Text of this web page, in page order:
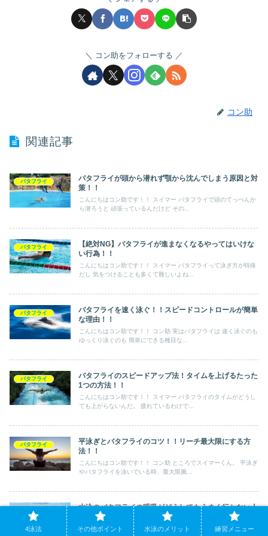
コン助をフォローする
コン助
関連記事
バタフライ
バタフライが頭から潜れず顎から沈んでしまう原因と対
策！！
こんにちはコン助です！！ スイマー バタフライで頭のてっぺんか
ら潜ろうと 頑張っているんだけど その...
バタフライ
【絶対NG】バタフライが進まなくなるやってはいけな
い行為！！
こんにちはコン助です！！ スイマー バタフライって泳ぎ方が特殊
だし 気をつけることも多くて難しいよね...
バタフライ
バタフライを速く泳ぐ！！スピードコントロールが簡単
な理由！！
こんにちはコン助です！！ コン助 実はバタフライは 速く泳ぐのも
ゆっくり泳ぐのも 簡単にできる種目な...
バタフライ
バタフライのスピードアップ法！タイムを上げるたった
1つの方法！！
こんにちはコン助です！！ スイマー バタフライのタイムがどうし
ても上がらないんだ。 疲れているわけで...
バタフライ
平泳ぎとバタフライのコツ！！リーチ最大限にする方
法！！
こんにちはコン助です！！ コン助 ところでスイマーくん。 平泳ぎ
やバタフライを泳いでいる時、最大限腕...
バタフライ
水泳のバタフライの呼吸がどうしてもうまく行かない人
への最終手段！！
こんにちはコン助です！！ スイマー バタフライの呼吸がうまくで
4泳法 その他ポイント 水泳のメリット 練習メニュー